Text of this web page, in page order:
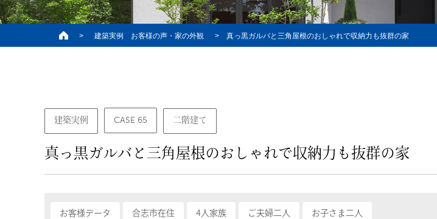
> 建築実例 お客様の声・家の外観 > 真っ黒ガルバと三角屋根のおしゃれで収納力も抜群の家
建築実例 CASE 65 二階建て
真っ黒ガルバと三角屋根のおしゃれで収納力も抜群の家
お客様データ 合志市在住 4人家族 ご夫婦二人 お子さま二人